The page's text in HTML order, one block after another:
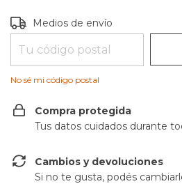
Entregas para el CP:
Medios de envío
No sé mi código postal
Compra protegida
Tus datos cuidados durante
Cambios y devoluciones
Si no te gusta, podés